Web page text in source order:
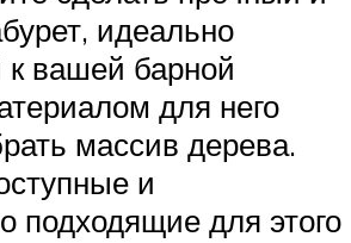
идеально
вашей барной
для него
массив дерева.
и
подходящие для этого